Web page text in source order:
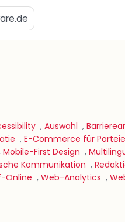
, Auswahl ,
, E-Commerce für
Mobile-First Design ,
Kommunikation ,
Online , Web-Analytics ,